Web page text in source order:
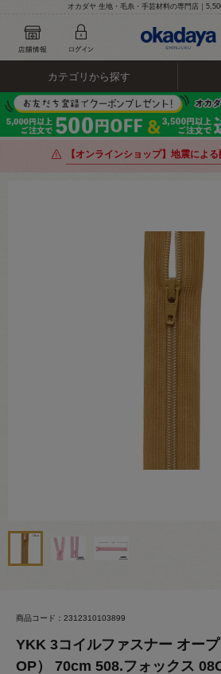
オカダヤ 生地・毛糸・手芸材料の専門店｜
カテゴリから探す
【オンラインショップ】地震によ
商品コード：2312310103899
YKK 3コイルファスナー オー
OP） 70cm 508.フォックス